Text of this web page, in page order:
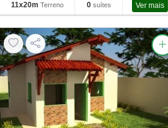
11x20m Terreno 0 suítes Ver mais